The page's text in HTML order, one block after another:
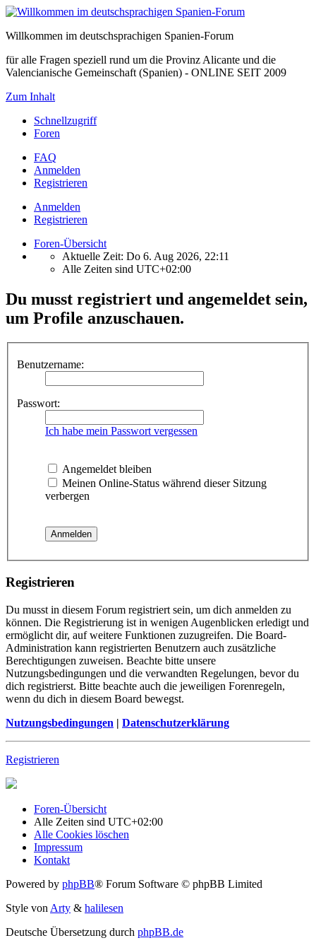
Willkommen im deutschsprachigen Spanien-Forum
für alle Fragen speziell rund um die Provinz Alicante und die
Valencianische Gemeinschaft (Spanien) - ONLINE SEIT 2009
Zum Inhalt
Schnellzugriff
Foren
FAQ
Anmelden
Registrieren
Anmelden
Registrieren
Foren-Übersicht
Aktuelle Zeit: Do 6. Aug 2026, 22:11
Alle Zeiten sind UTC+02:00
Du musst registriert und angemeldet sein,
um Profile anzuschauen.
Benutzername:
Passwort:
Ich habe mein Passwort vergessen
Angemeldet bleiben
Meinen Online-Status während dieser Sitzung
verbergen
Registrieren
Du musst in diesem Forum registriert sein, um dich anmelden zu
können. Die Registrierung ist in wenigen Augenblicken erledigt und
ermöglicht dir, auf weitere Funktionen zuzugreifen. Die Board-
Administration kann registrierten Benutzern auch zusätzliche
Berechtigungen zuweisen. Beachte bitte unsere
Nutzungsbedingungen und die verwandten Regelungen, bevor du
dich registrierst. Bitte beachte auch die jeweiligen Forenregeln,
wenn du dich in diesem Board bewegst.
Nutzungsbedingungen | Datenschutzerklärung
Registrieren
Foren-Übersicht
Alle Zeiten sind UTC+02:00
Alle Cookies löschen
Impressum
Kontakt
Powered by phpBB® Forum Software © phpBB Limited
Style von Arty & halilesen
Deutsche Übersetzung durch phpBB.de